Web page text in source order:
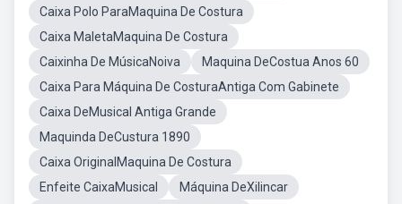
Caixa Polo ParaMaquina De Costura
Caixa MaletaMaquina De Costura
Caixinha De MúsicaNoiva
Maquina DeCostua Anos 60
Caixa Para Máquina De CosturaAntiga Com Gabinete
Caixa DeMusical Antiga Grande
Maquinda DeCustura 1890
Caixa OriginalMaquina De Costura
Enfeite CaixaMusical
Máquina DeXilincar